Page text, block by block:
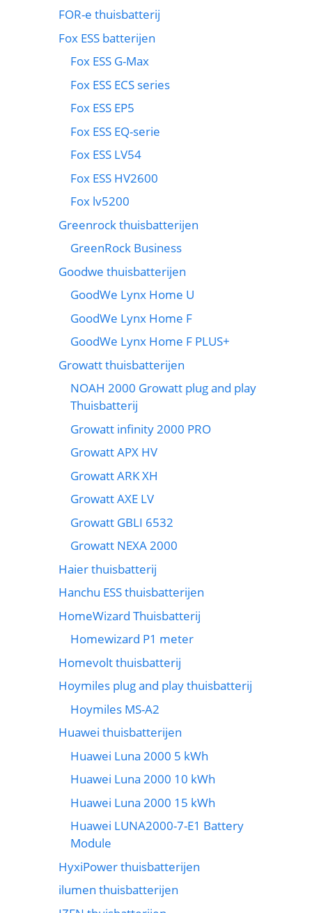
FOR-e thuisbatterij
Fox ESS batterijen
Fox ESS G-Max
Fox ESS ECS series
Fox ESS EP5
Fox ESS EQ-serie
Fox ESS LV54
Fox ESS HV2600
Fox lv5200
Greenrock thuisbatterijen
GreenRock Business
Goodwe thuisbatterijen
GoodWe Lynx Home U
GoodWe Lynx Home F
GoodWe Lynx Home F PLUS+
Growatt thuisbatterijen
NOAH 2000 Growatt plug and play
Thuisbatterij
Growatt infinity 2000 PRO
Growatt APX HV
Growatt ARK XH
Growatt AXE LV
Growatt GBLI 6532
Growatt NEXA 2000
Haier thuisbatterij
Hanchu ESS thuisbatterijen
HomeWizard Thuisbatterij
Homewizard P1 meter
Homevolt thuisbatterij
Hoymiles plug and play thuisbatterij
Hoymiles MS-A2
Huawei thuisbatterijen
Huawei Luna 2000 5 kWh
Huawei Luna 2000 10 kWh
Huawei Luna 2000 15 kWh
Huawei LUNA2000-7-E1 Battery
Module
HyxiPower thuisbatterijen
ilumen thuisbatterijen